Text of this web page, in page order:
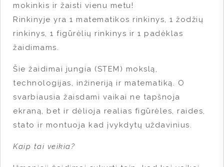
mokinkis ir žaisti vienu metu!
Rinkinyje yra 1 matematikos rinkinys, 1 žodžių
rinkinys, 1 figūrėlių rinkinys ir 1 padėklas
žaidimams.
Šie žaidimai jungia (STEM) mokslą,
technologijas, inžineriją ir matematiką. O
svarbiausia žaisdami vaikai ne tapšnoja
ekraną, bet ir dėlioja realias figūrėles, raides,
stato ir montuoja kad įvykdytų uždavinius.
Kaip tai veikia?